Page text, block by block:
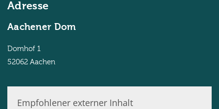
Adresse
Aachener Dom
Domhof 1
52062 Aachen
Empfohlener externer Inhalt